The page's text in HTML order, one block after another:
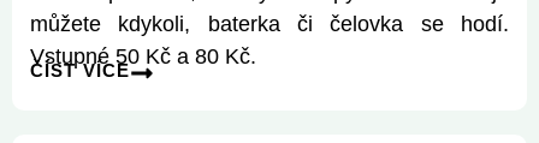
můžete kdykoli, baterka či čelovka se hodí.
Vstupné 50 Kč a 80 Kč.
ČÍST VÍCE